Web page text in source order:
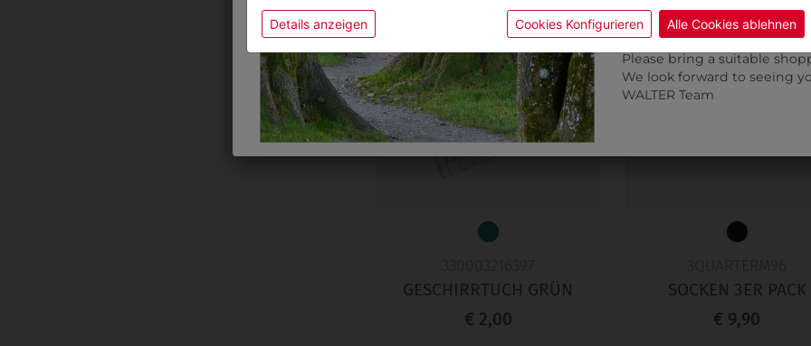
GESCHIRRTUCH GRÜN
€ 2,00
SOCKEN 3ER PACK
€ 9,90
Details anzeigen Cookies Konfigurieren Alle Cookies ablehnen
calendar icon.
Without an appointment,
Please bring a suitable
We look forward to seeing
WALTER Team